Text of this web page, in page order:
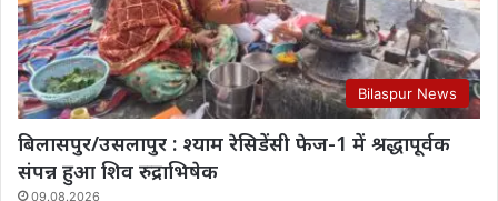
Bilaspur News
बिलासपुर/उसलापुर : श्याम रेसिडेंसी फेज-1 में श्रद्धापूर्वक
संपन्न हुआ शिव रुद्राभिषेक
09.08.2026